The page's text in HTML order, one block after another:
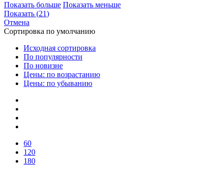
Показать больше Показать меньше
Показать (21)
Отмена
Сортировка по умолчанию
Исходная сортировка
По популярности
По новизне
Цены: по возрастанию
Цены: по убыванию
60
120
180